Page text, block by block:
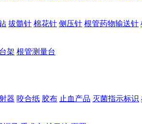
拔髓针 棉花针 侧压针 根管药物输送针
架 根管测量台
器 咬合纸 胶布 止血产品 灭菌指示标识